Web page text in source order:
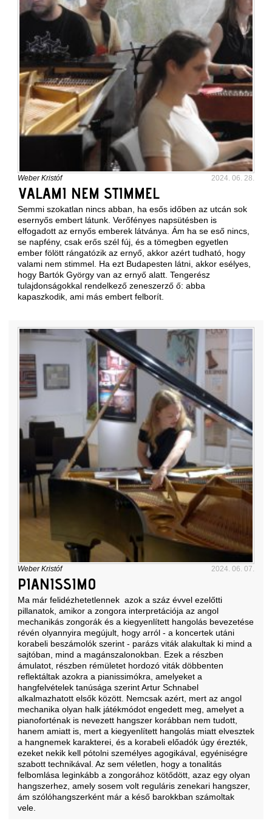
Weber Kristóf 2024. 06. 28.
VALAMI NEM STIMMEL
Semmi szokatlan nincs abban, ha esős időben az utcán sok
esernyős embert látunk. Verőfényes napsütésben is
elfogadott az ernyős emberek látványa. Ám ha se eső nincs,
se napfény, csak erős szél fúj, és a tömegben egyetlen
ember fölött rángatózik az ernyő, akkor azért tudható, hogy
valami nem stimmel. Ha ezt Budapesten látni, akkor esélyes,
hogy Bartók György van az ernyő alatt. Tengerész
tulajdonságokkal rendelkező zeneszerző ő: abba
kapaszkodik, ami más embert felborít.
Weber Kristóf 2024. 06. 07.
PIANISSIMO
Ma már felidézhetetlennek azok a száz évvel ezelőtti
pillanatok, amikor a zongora interpretációja az angol
mechanikás zongorák és a kiegyenlített hangolás bevezetése
révén olyannyira megújult, hogy arról - a koncertek utáni
korabeli beszámolók szerint - parázs viták alakultak ki mind a
sajtóban, mind a magánszalonokban. Ezek a részben
ámulatot, részben rémületet hordozó viták döbbenten
reflektáltak azokra a pianissimókra, amelyeket a
hangfelvételek tanúsága szerint Artur Schnabel
alkalmazhatott elsők között. Nemcsak azért, mert az angol
mechanika olyan halk játékmódot engedett meg, amelyet a
pianoforténak is nevezett hangszer korábban nem tudott,
hanem amiatt is, mert a kiegyenlített hangolás miatt elvesztek
a hangnemek karakterei, és a korabeli előadók úgy érezték,
ezeket nekik kell pótolni személyes agogikával, egyéniségre
szabott technikával. Az sem véletlen, hogy a tonalitás
felbomlása leginkább a zongorához kötődött, azaz egy olyan
hangszerhez, amely sosem volt reguláris zenekari hangszer,
ám szólóhangszerként már a késő barokkban számoltak
vele.